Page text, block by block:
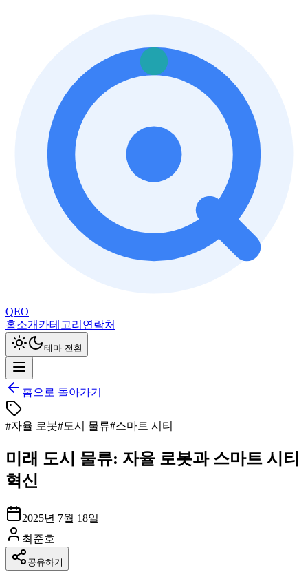
QEO
홈소개 카테고리 연락처
테마 전환
홈으로 돌아가기
#자율 로봇#도시 물류#스마트 시티
미래 도시 물류: 자율 로봇과 스마트 시티
혁신
2025년 7월 18일
최준호
공유하기